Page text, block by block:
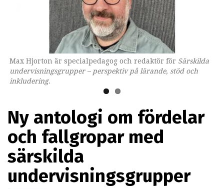
Max Hjorton är specialpedagog och redaktör för Särskilda
undervisningsgrupper – perspektiv på lärande, stöd och
inkludering.
Omslaget till boken som ges ut av Lärarförlaget.
Ny antologi om fördelar
och fallgropar med
särskilda
undervisningsgrupper